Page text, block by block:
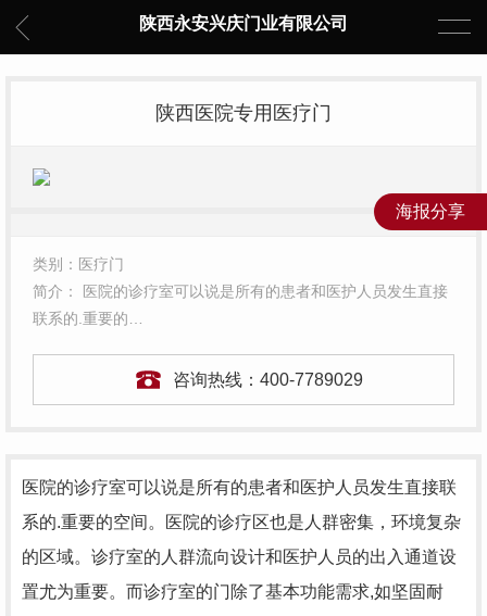
陕西永安兴庆门业有限公司
陕西医院专用医疗门
类别：医疗门
简介： 医院的诊疗室可以说是所有的患者和医护人员发生直接
联系的.重要的…
咨询热线： 400-7789029
医院的诊疗室可以说是所有的患者和医护人员发生直接联
系的.重要的空间。医院的诊疗区也是人群密集，环境复杂
的区域。诊疗室的人群流向设计和医护人员的出入通道设
置尤为重要。而诊疗室的门除了基本功能需求,如坚固耐
海报分享